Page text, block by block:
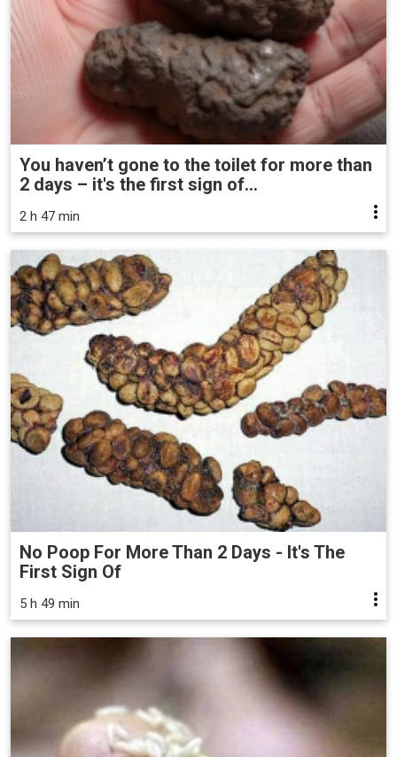
You haven’t gone to the toilet for more than
2 days – it's the first sign of...
2 h 47 min
No Poop For More Than 2 Days - It's The
First Sign Of
5 h 49 min